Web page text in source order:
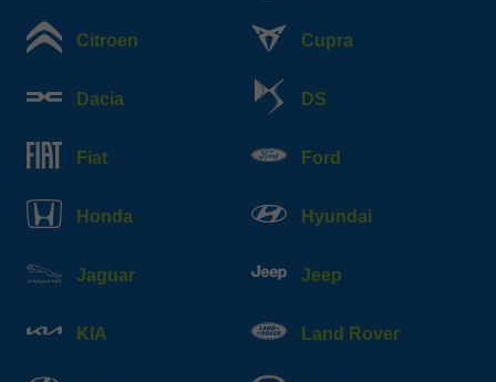
Citroen Cupra
Dacia DS
Fiat Ford
Honda Hyundai
Jaguar Jeep
KIA Land Rover